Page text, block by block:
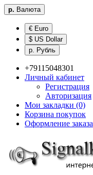
р. Валюта
€ Euro
$ US Dollar
р. Рубль
+79115048301
Личный кабинет
Регистрация
Авторизация
Мои закладки (0)
Корзина покупок
Оформление заказа